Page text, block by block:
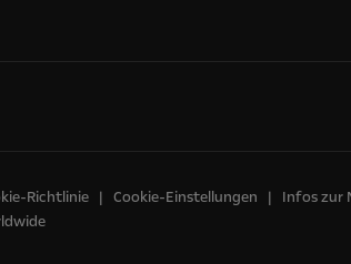
Richtlinie Cookie-Einstellungen Infos zur